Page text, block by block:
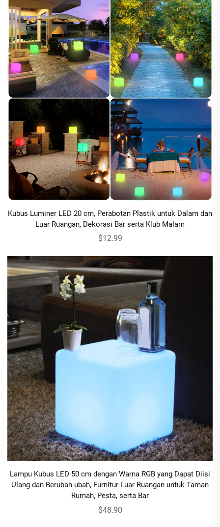
Kubus Luminer LED 20 cm, Perabotan Plastik untuk Dalam dan
Luar Ruangan, Dekorasi Bar serta Klub Malam
$12.99
Lampu Kubus LED 50 cm dengan Warna RGB yang Dapat Diisi
Ulang dan Berubah-ubah, Furnitur Luar Ruangan untuk Taman
Rumah, Pesta, serta Bar
$48.90